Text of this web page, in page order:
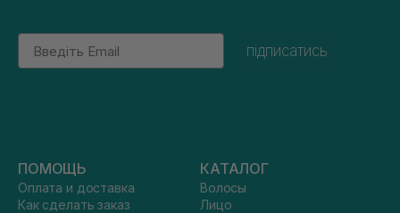
Email
підписатись
ПОМОЩЬ
Оплата и доставка
Как сделать заказ
КАТАЛОГ
Волосы
Лицо